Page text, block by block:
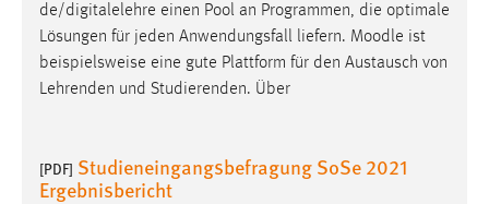
de/digitalelehre einen Pool an Programmen, die optimale
Lösungen für jeden Anwendungsfall liefern. Moodle ist
beispielsweise eine gute Plattform für den Austausch von
Lehrenden und Studierenden. Über
[PDF] Studieneingangsbefragung SoSe 2021
Ergebnisbericht